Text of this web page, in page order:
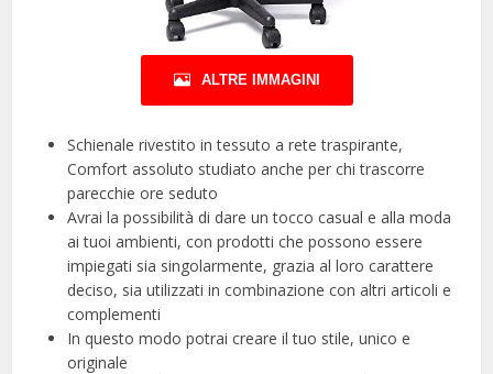
ALTRE IMMAGINI
Schienale rivestito in tessuto a rete traspirante,
Comfort assoluto studiato anche per chi trascorre
parecchie ore seduto
Avrai la possibilità di dare un tocco casual e alla moda
ai tuoi ambienti, con prodotti che possono essere
impiegati sia singolarmente, grazia al loro carattere
deciso, sia utilizzati in combinazione con altri articoli e
complementi
In questo modo potrai creare il tuo stile, unico e
originale